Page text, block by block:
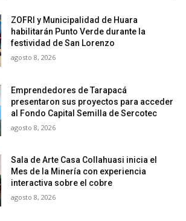
ZOFRI y Municipalidad de Huara
habilitarán Punto Verde durante la
festividad de San Lorenzo
agosto 8, 2026
Emprendedores de Tarapacá
presentaron sus proyectos para acceder
al Fondo Capital Semilla de Sercotec
agosto 8, 2026
Sala de Arte Casa Collahuasi inicia el
Mes de la Minería con experiencia
interactiva sobre el cobre
agosto 8, 2026